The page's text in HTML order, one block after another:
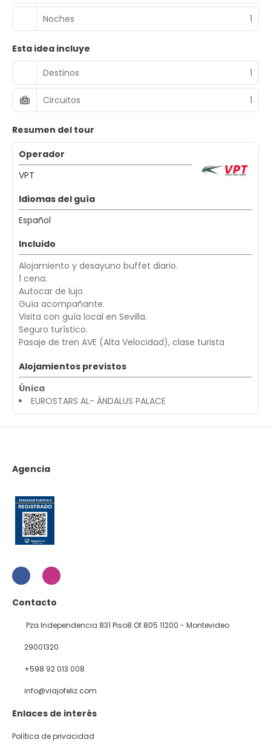
Noches 1
Esta idea incluye
Destinos
1
Circuitos 1
Resumen del tour
Operador
VPT
Idiomas del guía
Español
Incluido
Alojamiento y desayuno buffet diario.
1 cena.
Autocar de lujo.
Guía acompañante.
Visita con guía local en Sevilla.
Seguro turístico.
Pasaje de tren AVE (Alta Velocidad), clase turista
Alojamientos previstos
Única
EUROSTARS AL- ÁNDALUS PALACE
Agencia
Contacto
Pza Independencia 831 Piso8 Of.805 11200 - Montevideo
29001320
+598 92 013 008
info@viajofeliz.com
Enlaces de interés
Política de privacidad